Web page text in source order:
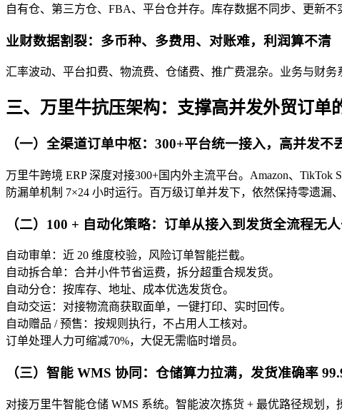
自有仓、第三方仓、FBA、平台仓并存。库存数据不同步、更新
业财数据割裂：多币种、多费用、对账难，利润算不清
汇率波动、平台扣费、物流费、仓储费、推广费混杂。业务与财
三、万里牛抗压架构：支撑高并发外贸订单
（一）全渠道订单中枢：300+平台统一接入，高并发不
万里牛跨境 ERP 深度对接300+国内外主流平台。Amazon、TikTok
防漏单机制 7×24 小时运行。百万级订单并发下，依然保持零遗漏、
（二）100 + 自动化策略：订单从接入到发货全流程无
自动审单：近 20 维度校验，风险订单智能拦截。
自动拆合单：合并小件节省运费，拆分超重合规发货。
自动分仓：按库存、地址、成本优选发货仓。
自动交运：对接物流商获取面单，一键打印、实时回传。
自动赠品 / 预售：按规则执行，不占用人工核对。
订单处理人力可缩减70%，大促无需临时增员。
（三）智能 WMS 协同：仓储算力拉满，发货准确率
对接万里牛智能仓储 WMS 系统。智能波次拣货 + 最优路径规划